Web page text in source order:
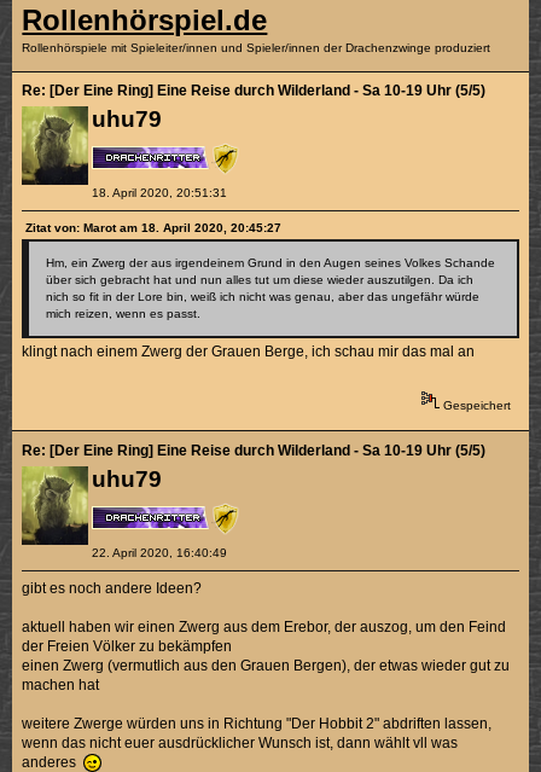
Rollenhörspiel.de
Rollenhörspiele mit Spieleiter/innen und Spieler/innen der Drachenzwinge produziert
uhu79
18. April 2020, 20:51:31
Re: [Der Eine Ring] Eine Reise durch Wilderland - Sa 10-19 Uhr (5/5)
Zitat von: Marot am 18. April 2020, 20:45:27
Hm, ein Zwerg der aus irgendeinem Grund in den Augen seines Volkes Schande
über sich gebracht hat und nun alles tut um diese wieder auszutilgen. Da ich
nich so fit in der Lore bin, weiß ich nicht was genau, aber das ungefähr würde
mich reizen, wenn es passt.
klingt nach einem Zwerg der Grauen Berge, ich schau mir das mal an
Gespeichert
uhu79
22. April 2020, 16:40:49
Re: [Der Eine Ring] Eine Reise durch Wilderland - Sa 10-19 Uhr (5/5)
gibt es noch andere Ideen?
aktuell haben wir einen Zwerg aus dem Erebor, der auszog, um den Feind
der Freien Völker zu bekämpfen
einen Zwerg (vermutlich aus den Grauen Bergen), der etwas wieder gut zu
machen hat
weitere Zwerge würden uns in Richtung "Der Hobbit 2" abdriften lassen,
wenn das nicht euer ausdrücklicher Wunsch ist, dann wählt vll was
anderes